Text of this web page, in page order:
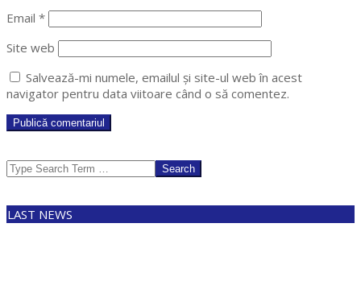
Email *
Site web
Salvează-mi numele, emailul și site-ul web în acest
navigator pentru data viitoare când o să comentez.
Search
LAST NEWS